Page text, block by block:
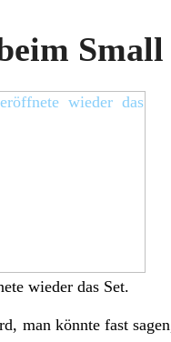
Small
wieder das Set.
man könnte fast